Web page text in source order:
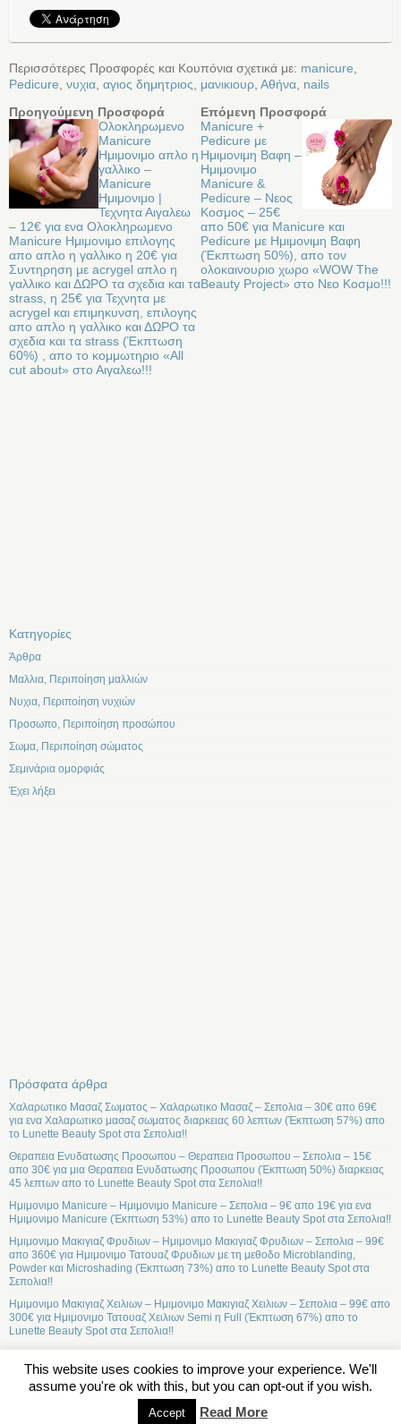
This website uses cookies to improve your experience. We'll
assume you're ok with this, but you can opt-out if you wish.
Accept Read More
Περισσότερες Προσφορές και Κουπόνια σχετικά με: manicure
Pedicure νυχια αγιος δημητριος μανικιουρ Αθήνα nails
Προηγούμενη Προσφορά
Ολοκληρωμενο
Manicure
Ημιμονιμο απλο η
γαλλικο –
Manicure
Ημιμονιμο |
Τεχνητα Αιγαλεω
– 12€ για ενα Ολοκληρωμενο
Manicure Ημιμονιμο επιλογης
απο απλο η γαλλικο η 20€ για
Συντηρηση με acrygel απλο η
γαλλικο και ΔΩΡΟ τα σχεδια και τα
strass, η 25€ για Τεχνητα με
acrygel και επιμηκυνση, επιλογης
απο απλο η γαλλικο και ΔΩΡΟ τα
σχεδια και τα strass (Έκπτωση
60%) , απο το κομμωτηριο «All
cut about» στο Αιγαλεω!!!
Επόμενη Προσφορά
Manicure +
Pedicure με
Ημιμονιμη Βαφη –
Ημιμονιμο
Manicure &
Pedicure – Νεος
Κοσμος – 25€
απο 50€ για Manicure και
Pedicure με Ημιμονιμη Βαφη
(Έκπτωση 50%), απο τον
ολοκαινουριο χωρο «WOW The
Beauty Project» στo Νεο Κοσμο!!!
Kατηγορίες
Άρθρα
Μαλλια, Περιποίηση μαλλιών
Νυχια, Περιποίηση νυχιών
Προσωπο, Περιποίηση προσώπου
Σωμα, Περιποίηση σώματος
Σεμινάρια ομορφιάς
Έχει λήξει
Πρόσφατα άρθρα
Χαλαρωτικο Μασαζ Σωματος – Χαλαρωτικο Μασαζ – Σεπολια – 30€ απο 69€
για ενα Χαλαρωτικο μασαζ σωματος διαρκειας 60 λεπτων (Έκπτωση 57%) απο
το Lunette Beauty Spot στα Σεπολια!!
Θεραπεια Ενυδατωσης Προσωπου – Θεραπεια Προσωπου – Σεπολια – 15€
απο 30€ για μια Θεραπεια Ενυδατωσης Προσωπου (Έκπτωση 50%) διαρκειας
45 λεπτων απο το Lunette Beauty Spot στα Σεπολια!!
Ημιμονιμο Manicure – Ημιμονιμο Manicure – Σεπολια – 9€ απο 19€ για ενα
Ημιμονιμο Manicure (Έκπτωση 53%) απο το Lunette Beauty Spot στα Σεπολια!!
Ημιμονιμο Μακιγιαζ Φρυδιων – Ημιμονιμο Μακιγιαζ Φρυδιων – Σεπολια – 99€
απο 360€ για Ημιμονιμο Τατουαζ Φρυδιων με τη μεθοδο Microblanding,
Powder και Microshading (Έκπτωση 73%) απο το Lunette Beauty Spot στα
Σεπολια!!
Ημιμονιμο Μακιγιαζ Χειλιων – Ημιμονιμο Μακιγιαζ Χειλιων – Σεπολια – 99€ απο
300€ για Ημιμονιμο Τατουαζ Χειλιων Semi η Full (Έκπτωση 67%) απο το
Lunette Beauty Spot στα Σεπολια!!
Σχετικά